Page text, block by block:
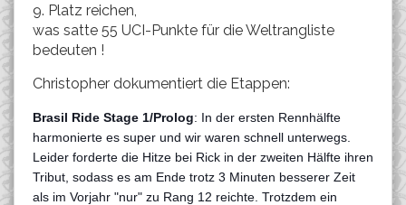
9. Platz reichen,
was satte 55 UCI-Punkte für die Weltrangliste
bedeuten !
Christopher dokumentiert die Etappen:
Brasil Ride Stage 1/Prolog: In der ersten Rennhälfte
harmonierte es super und wir waren schnell unterwegs.
Leider forderte die Hitze bei Rick in der zweiten Hälfte ihren
Tribut, sodass es am Ende trotz 3 Minuten besserer Zeit
als im Vorjahr "nur" zu Rang 12 reichte. Trotzdem ein